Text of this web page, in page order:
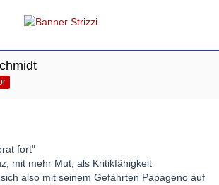
fort"
mit mehr Mut, als Kritikfähigkeit
also mit seinem Gefährten Papageno auf